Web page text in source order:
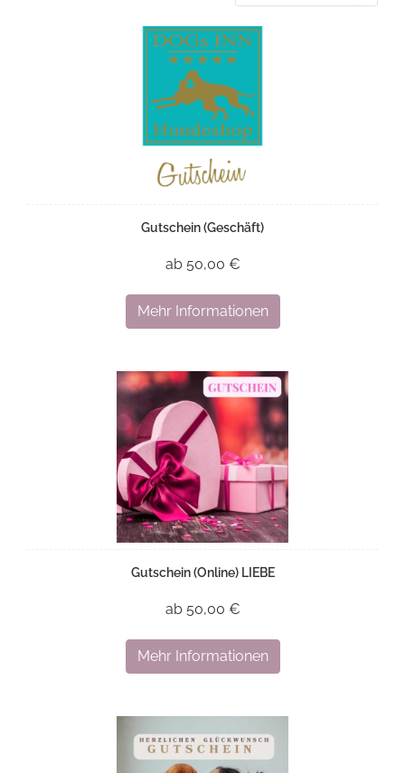
Gutschein (Geschäft)
ab 50,00 €
Mehr Informationen
Gutschein (Online) LIEBE
ab 50,00 €
Mehr Informationen